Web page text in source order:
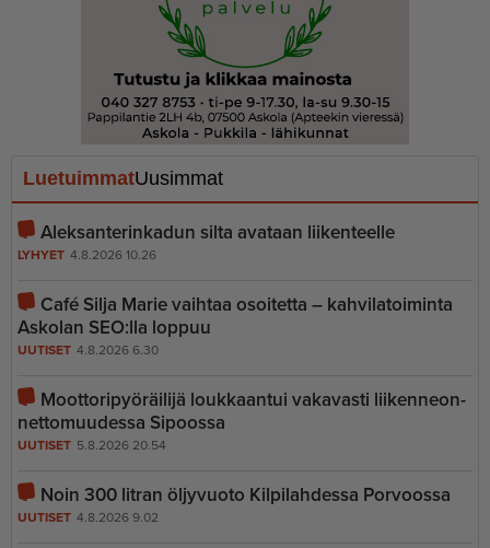
LuetuimmatUusimmat
Aleksanterinkadun silta avataan liikenteelle
LYHYET 4.8.2026 10.26
Café Silja Marie vaihtaa osoitetta – kahvilatoiminta
Askolan SEO:lla loppuu
UUTISET 4.8.2026 6.30
Moottoripyöräilijä loukkaantui vakavasti liiken­ne­on­
net­to­muudessa Sipoossa
UUTISET 5.8.2026 20.54
Noin 300 litran öljyvuoto Kilpilahdessa Porvoossa
UUTISET 4.8.2026 9.02